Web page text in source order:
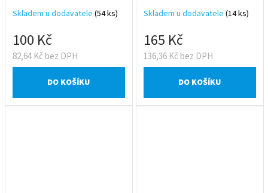
Skladem u dodavatele (54 ks)
82,64 Kč bez DPH
100 Kč
DO KOŠÍKU
Skladem u dodavatele (14 ks)
136,36 Kč bez DPH
165 Kč
DO KOŠÍKU